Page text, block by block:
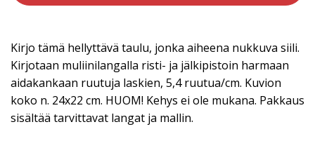
Kirjo tämä hellyttävä taulu, jonka aiheena nukkuva siili.
Kirjotaan muliinilangalla risti- ja jälkipistoin harmaan
aidakankaan ruutuja laskien, 5,4 ruutua/cm. Kuvion
koko n. 24x22 cm. HUOM! Kehys ei ole mukana. Pakkaus
sisältää tarvittavat langat ja mallin.